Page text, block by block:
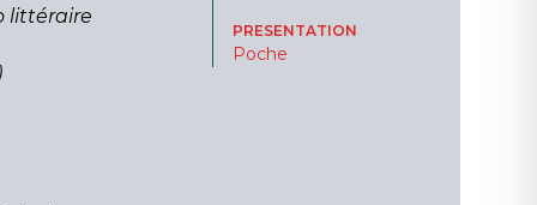
littéraire
PRESENTATION
Poche